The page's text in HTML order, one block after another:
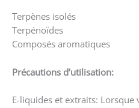
Terpènes isolés
Terpénoïdes
Composés aromatiques
Précautions d’utilisation:
E-liquides et extraits: